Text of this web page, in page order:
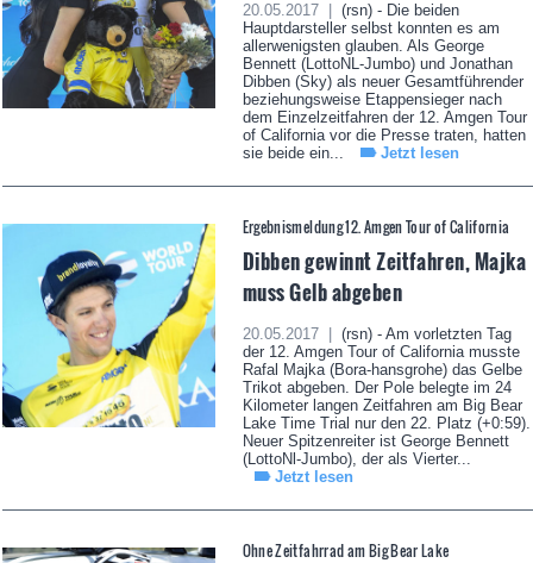
20.05.2017 |
(rsn) - Die beiden
Hauptdarsteller selbst konnten es am
allerwenigsten glauben. Als George
Bennett (LottoNL-Jumbo) und Jonathan
Dibben (Sky) als neuer Gesamtführender
beziehungsweise Etappensieger nach
dem Einzelzeitfahren der 12. Amgen Tour
of California vor die Presse traten, hatten
sie beide ein...
Jetzt lesen
Ergebnismeldung 12. Amgen Tour of California
Dibben gewinnt Zeitfahren, Majka
muss Gelb abgeben
20.05.2017 |
(rsn) - Am vorletzten Tag
der 12. Amgen Tour of California musste
Rafal Majka (Bora-hansgrohe) das Gelbe
Trikot abgeben. Der Pole belegte im 24
Kilometer langen Zeitfahren am Big Bear
Lake Time Trial nur den 22. Platz (+0:59).
Neuer Spitzenreiter ist George Bennett
(LottoNl-Jumbo), der als Vierter...
Jetzt lesen
Ohne Zeitfahrrad am Big Bear Lake